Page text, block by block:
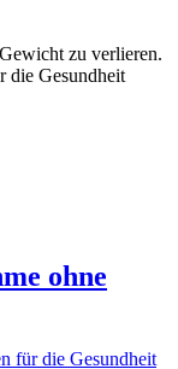
zu verlieren.
die Gesundheit
ohne